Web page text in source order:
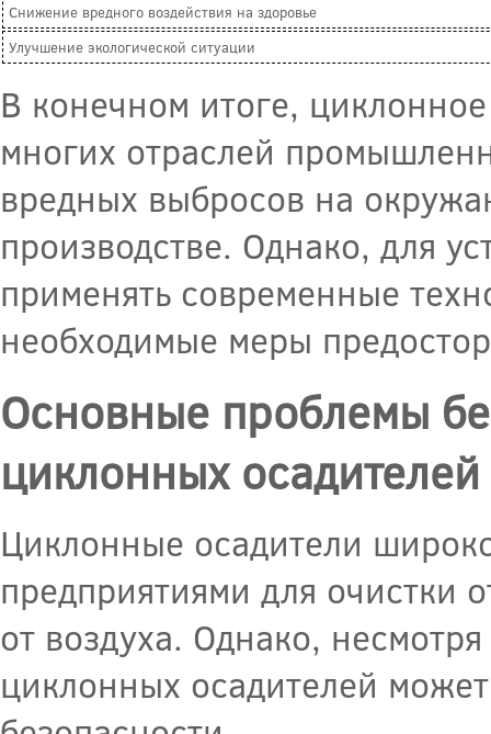
Снижение вредного воздействия на здоровье
Улучшение экологической ситуации
В конечном итоге,
многих отраслей
вредных выбросов на
производстве. Однако, для
применять современные
необходимые меры
Основные проблемы
циклонных осадителей
Циклонные осадители
предприятиями для очистки
от воздуха. Однако,
циклонных осадителей